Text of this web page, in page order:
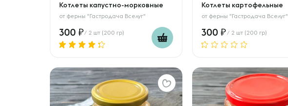
Котлеты капустно-морковные
от фермы "Гастродача Вселуг"
300 / 2 шт (200 гр)
Котлеты картофельные
от фермы "Гастродача Вселуг"
300 / 2 шт (200 гр)